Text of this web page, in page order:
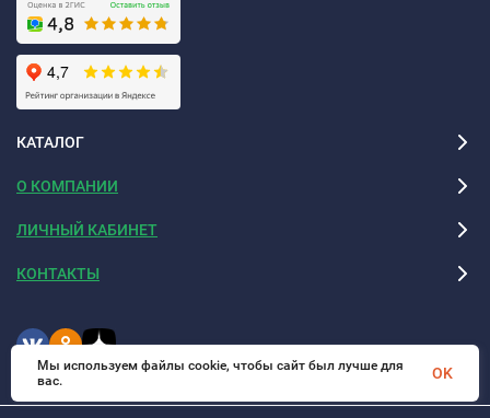
КАТАЛОГ
О КОМПАНИИ
ЛИЧНЫЙ КАБИНЕТ
КОНТАКТЫ
Мы используем файлы cookie, чтобы сайт был лучше для
вас.
OK